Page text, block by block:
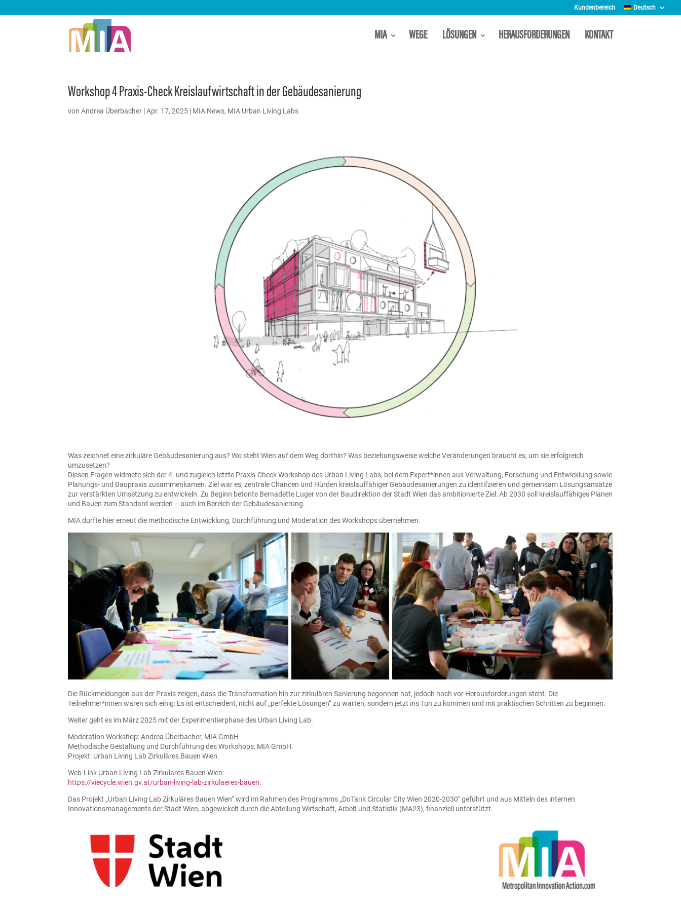
Kundenbereich Deutsch
MIA WEGE LÖSUNGEN HERAUSFORDERUNGEN KONTAKT
Workshop 4 Praxis-Check Kreislaufwirtschaft in der Gebäudesanierung
vonAndrea Überbacher |Apr. 17, 2025 | MIA News, MIA Urban Living Labs
Was zeichnet eine zirkuläre Gebäudesanierung aus? Wo steht Wien auf dem Weg dorthin? Was beziehungsweise welche Veränderungen braucht es, um sie erfolgreich
umzusetzen?
Diesen Fragen widmete sich der 4. und zugleich letzte Praxis-Check Workshop des Urban Living Labs, bei dem Expert*innen aus Verwaltung, Forschung und Entwicklung sowie
Planungs- und Baupraxis zusammenkamen. Ziel war es, zentrale Chancen und Hürden kreislauffähiger Gebäudesanierungen zu identifzieren und gemeinsam Lösungsansätze
zur verstärkten Umsetzung zu entwickeln. Zu Beginn betonte Bernadette Luger von der Baudirektion der Stadt Wien das ambitionierte Ziel: Ab 2030 soll kreislauffähiges Planen
und Bauen zum Standard werden – auch im Bereich der Gebäudesanierung.
MIA durfte hier erneut die methodische Entwicklung, Durchführung und Moderation des Workshops übernehmen.
Die Rückmeldungen aus der Praxis zeigen, dass die Transformation hin zur zirkulären Sanierung begonnen hat, jedoch noch vor Herausforderungen steht. Die
Teilnehmer*innen waren sich einig: Es ist entscheident, nicht auf „perfekte Lösungen“ zu warten, sondern jetzt ins Tun zu kommen und mit praktischen Schritten zu beginnen.
Weiter geht es im März 2025 mit der Experimentierphase des Urban Living Lab.
Moderation Workshop: Andrea Überbacher, MIA GmbH
Methodische Gestaltung und Durchführung des Workshops: MIA GmbH.
Projekt: Urban Living Lab Zirkuläres Bauen Wien.
Web-Link Urban Living Lab Zirkulares Bauen Wien:
https://viecycle.wien.gv.at/urban-living-lab-zirkulaeres-bauen.
Das Projekt „Urban Living Lab Zirkuläres Bauen Wien“ wird im Rahmen des Programms „DoTank Circular City Wien 2020-2030″ geführt und aus Mitteln des internen
Innovationsmanagements der Stadt Wien, abgewickelt durch die Abteilung Wirtschaft, Arbeit und Statistik (MA23), finanziell unterstützt.